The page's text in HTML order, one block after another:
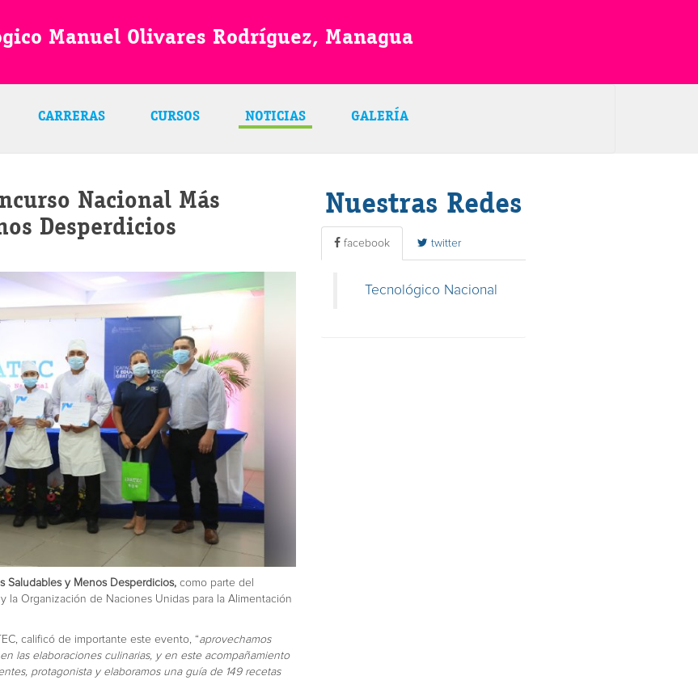
Manuel Olivares Rodríguez, Managua
CARRERAS CURSOS NOTICIAS GALERÍA
Nacional Más
Desperdicios
Saludables y Menos Desperdicios, como parte del
la Organización de Naciones Unidas para la Alimentación
calificó de importante este evento, “aprovechamos
las elaboraciones culinarias, y en este acompañamiento
protagonista y elaboramos una guía de 149 recetas
Nuestras Redes
facebook twitter
Tecnológico Nacional